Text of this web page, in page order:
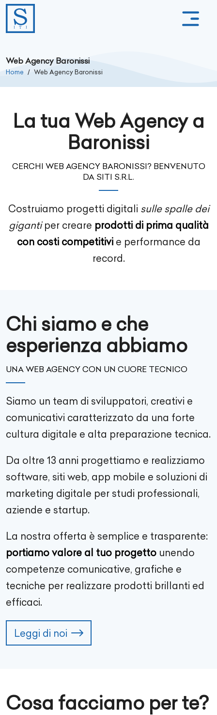
Web Agency Baronissi
Home Web Agency Baronissi
La tua Web Agency a
Baronissi
CERCHI WEB AGENCY BARONISSI? BENVENUTO
DA SITI S.R.L.
Costruiamo progetti digitali sulle spalle dei
gigantiper creare prodotti di prima qualità
con costi competitivie performance da
record.
Chi siamo e che
esperienza abbiamo
UNA WEB AGENCY CON UN CUORE TECNICO
Siamo un team di sviluppatori, creativi e
comunicativi caratterizzato da una forte
cultura digitale e alta preparazione tecnica.
Da oltre 13 anni progettiamo e realizziamo
software, siti web, app mobile e soluzioni di
marketing digitale per studi professionali,
aziende e startup.
La nostra offerta è semplice e trasparente:
portiamo valore al tuo progetto unendo
competenze comunicative, grafiche e
tecniche per realizzare prodotti brillanti ed
efficaci.
Leggi di noi
Cosa facciamo per te?